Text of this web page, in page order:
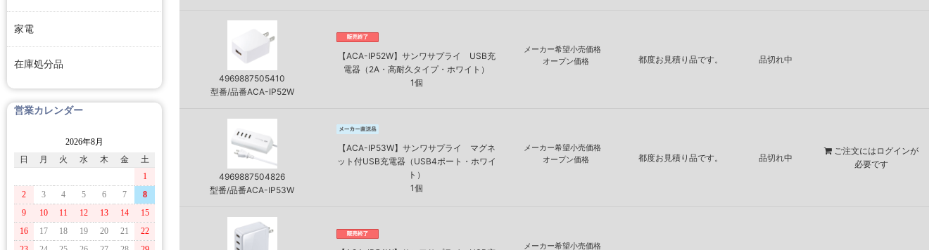
家電
在庫処分品
営業カレンダー
2026年8月
日
月 火 水 木 金
土
1
2
3 4 5 6 7
8
9
10 11 12 13 14
15
16
17 18 19 20 21
22
4969887505410
型番/品番ACA-IP52W
【ACA-IP52W】サンワサプライ USB充
電器（2A・高耐久タイプ・ホワイト）
1個
メーカー希望小売価格
オープン価格
都度お見積り品です。 品切れ中
4969887504826
型番/品番ACA-IP53W
【ACA-IP53W】サンワサプライ マグネ
ット付USB充電器（USB4ポート・ホワイ
ト）
1個
メーカー希望小売価格
オープン価格
都度お見積り品です。 品切れ中
ご注文には ログインが
必要です
メーカー希望小売価格